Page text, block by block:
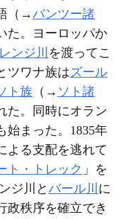
（→バンツー諸
た。ヨーロッパか
ンジ川 を渡ってこ
ツワナ族はズール
ト族 （→ ソト諸
た。同時にオラン
始まった。1835年
よる支配を逃れて
ト・トレック 」を
ジ川と バール川 に
政秩序を確立でき